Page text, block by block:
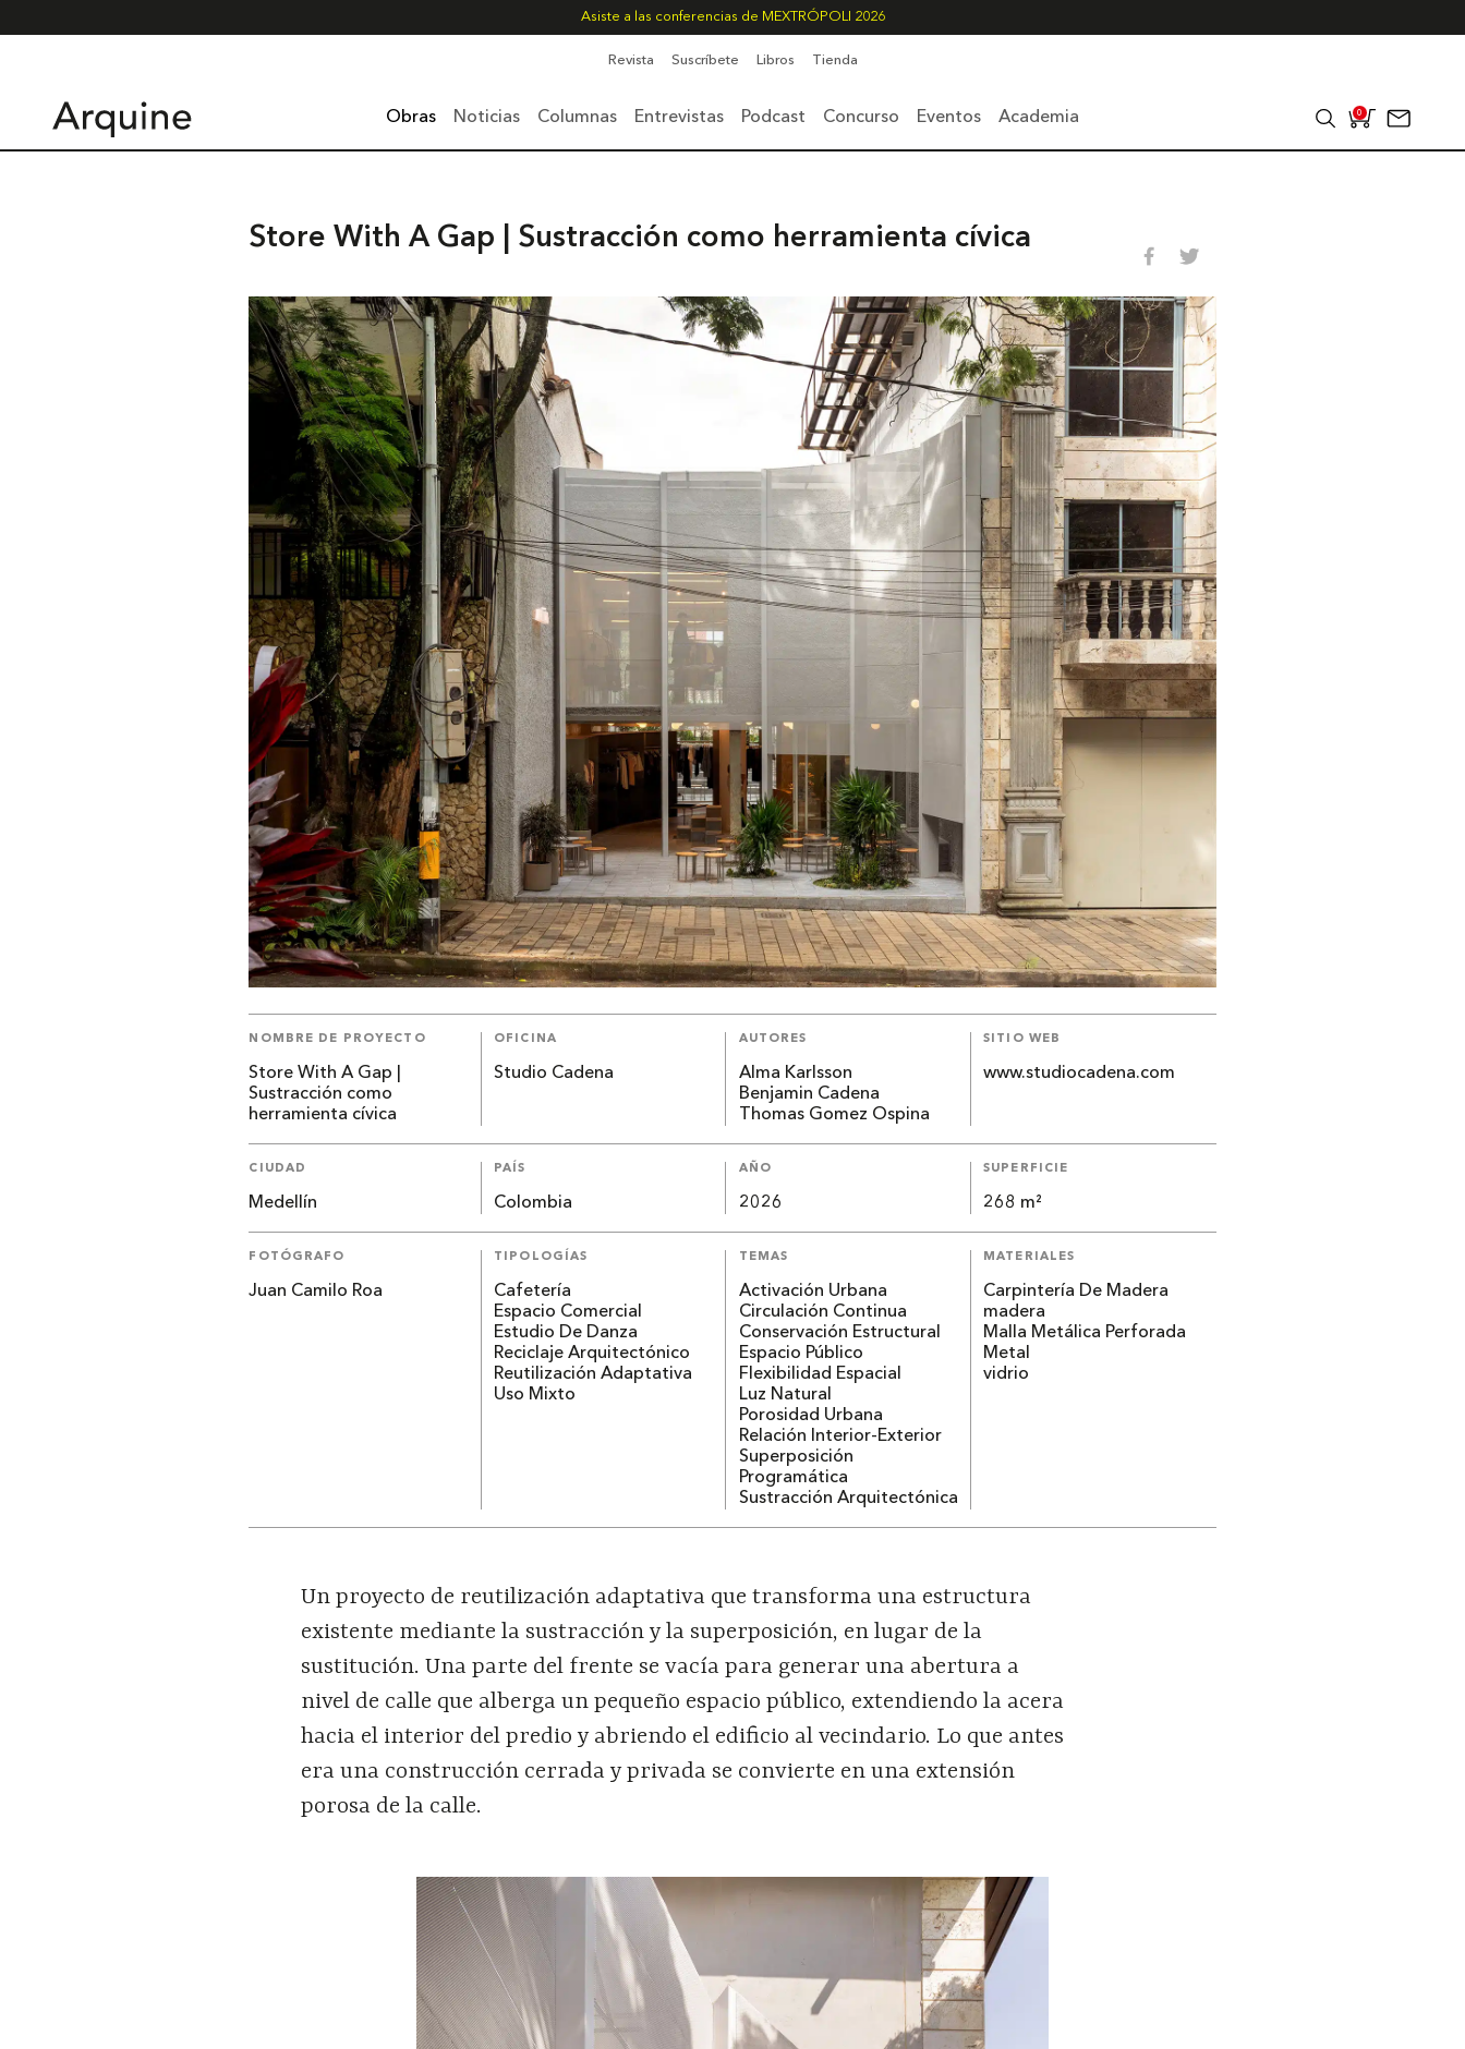
Asiste a las conferencias de MEXTRÓPOLI 2026
Revista Suscríbete Libros Tienda
Obras Noticias Columnas Entrevistas Podcast Concurso Eventos Academia 0
Store With A Gap | Sustracción como herramienta cívica
NOMBRE DE PROYECTO
Store With A Gap |
Sustracción como
herramienta cívica
OFICINA
Studio Cadena
AUTORES
Alma Karlsson
Benjamin Cadena
Thomas Gomez Ospina
SITIO WEB
www.studiocadena.com
CIUDAD
Medellín
PAÍS
Colombia
AÑO
2026
SUPERFICIE
268 m²
FOTÓGRAFO
Juan Camilo Roa
TIPOLOGÍAS
Cafetería
Espacio Comercial
Estudio De Danza
Reciclaje Arquitectónico
Reutilización Adaptativa
Uso Mixto
TEMAS
Activación Urbana
Circulación Continua
Conservación Estructural
Espacio Público
Flexibilidad Espacial
Luz Natural
Porosidad Urbana
Relación Interior-Exterior
Superposición
Programática
Sustracción Arquitectónica
MATERIALES
Carpintería De Madera
madera
Malla Metálica Perforada
Metal
vidrio
Un proyecto de reutilización adaptativa que transforma una estructura
existente mediante la sustracción y la superposición, en lugar de la
sustitución. Una parte del frente se vacía para generar una abertura a
nivel de calle que alberga un pequeño espacio público, extendiendo la acera
hacia el interior del predio y abriendo el edificio al vecindario. Lo que antes
era una construcción cerrada y privada se convierte en una extensión
porosa de la calle.